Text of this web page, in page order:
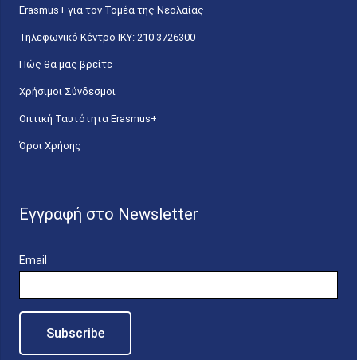
Erasmus+ για τον Τομέα της Νεολαίας
Τηλεφωνικό Κέντρο IKY: 210 3726300
Πώς θα μας βρείτε
Χρήσιμοι Σύνδεσμοι
Οπτική Ταυτότητα Erasmus+
Όροι Χρήσης
Εγγραφή στο Newsletter
Email